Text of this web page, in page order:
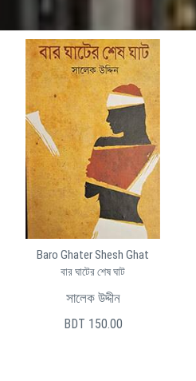
Baro Ghater Shesh Ghat
বার ঘাটের শেষ ঘাট
সালেক উদ্দীন
BDT 150.00